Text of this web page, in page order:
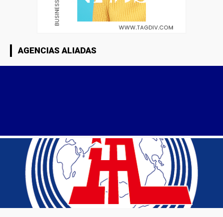
AGENCIAS ALIADAS